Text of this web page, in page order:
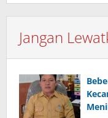
Jangan